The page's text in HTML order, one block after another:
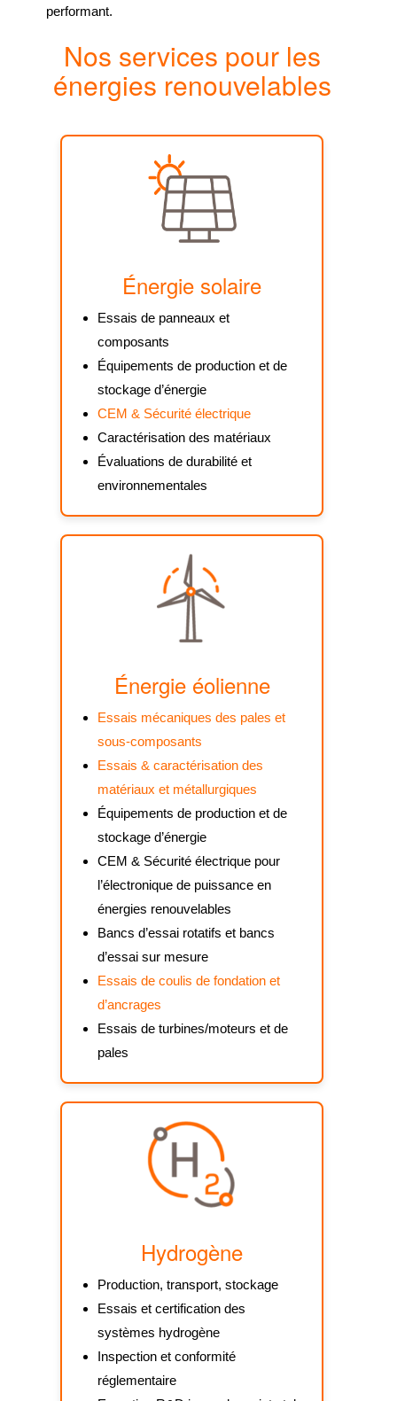
performant.
Nos services pour les
énergies renouvelables
Énergie solaire
Essais de panneaux et
composants
Équipements de production et de
stockage d’énergie
CEM & Sécurité électrique
Caractérisation des matériaux
Évaluations de durabilité et
environnementales
Énergie éolienne
Essais mécaniques des pales et
sous-composants
Essais & caractérisation des
matériaux et métallurgiques
Équipements de production et de
stockage d’énergie
CEM & Sécurité électrique pour
l’électronique de puissance en
énergies renouvelables
Bancs d’essai rotatifs et bancs
d’essai sur mesure
Essais de coulis de fondation et
d’ancrages
Essais de turbines/moteurs et de
pales
Hydrogène
Production, transport, stockage
Essais et certification des
systèmes hydrogène
Inspection et conformité
réglementaire